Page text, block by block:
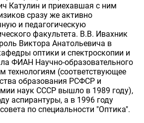
Катулин и приехавшая с ним
сразу же активно
и педагогическую
факультета. В.В. Ивахник
Виктора Анатольевича в
оптики и спектроскопии и
ФИАН Научно-образовательного
технологиям (соответствующее
образования РСФСР и
наук СССР вышло в 1989 году),
аспирантуры, а в 1996 году
по специальности "Оптика".